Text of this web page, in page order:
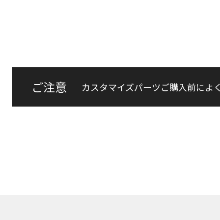
ご注意 カスタマイズパーツご購入前によ